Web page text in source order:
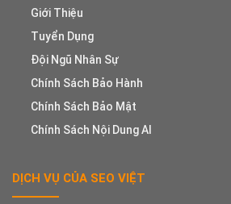
Giới Thiệu
Tuyển Dụng
Đội Ngũ Nhân Sự
Chính Sách Bảo Hành
Chính Sách Bảo Mật
Chính Sách Nội Dung AI
DỊCH VỤ CỦA SEO VIỆT